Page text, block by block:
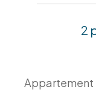
2
Appartement